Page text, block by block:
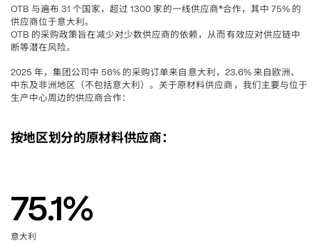
OTB 与遍布 31 个国家，超过 1300 家的一线供应商*合作，其中 75% 的
供应商位于意大利。
OTB 的采购政策旨在减少对少数供应商的依赖，从而有效应对供应链中
断等潜在风险。
2025 年，集团公司中 56% 的采购订单来自意大利， 23.6% 来自欧洲、
中东及非洲地区 （不包括意大利）。关于原材料供应商，我们主要与位于
生产中心周边的供应商合作：
按地区划分的原材料供应商：
75.1%
意大利